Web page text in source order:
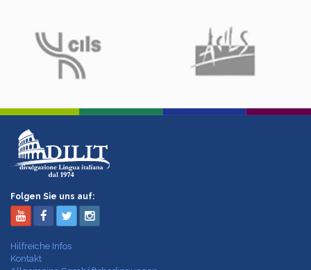
Folgen Sie uns auf:
Hilfreiche Infos
Kontakt